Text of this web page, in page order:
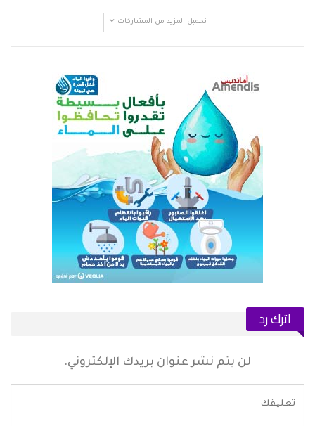
تحميل المزيد من المشاركات
اترك رد
لن يتم نشر عنوان بريدك الإلكتروني.